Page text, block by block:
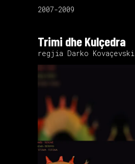
2007-2009
Trimi dhe Kulçedra
regjia Darko Kovaçevski